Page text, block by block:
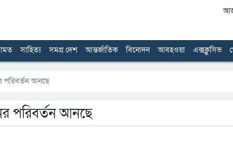
আজ
সাহিত্য সমগ্র দেশ আন্তর্জাতিক বিনোদন আবহওয়া এক্সক্লুসিভ
পরিবর্তন আনছে
পরিবর্তন আনছে